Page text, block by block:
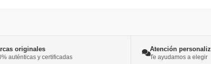
originales
auténticas y certificadas
Atención
Te ayudamos a elegir